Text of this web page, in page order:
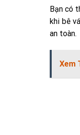
Bạn có
khi bê
an toàn.
Xem